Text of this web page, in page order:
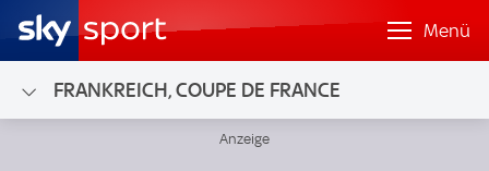
Menü
FRANKREICH, COUPE DE FRANCE